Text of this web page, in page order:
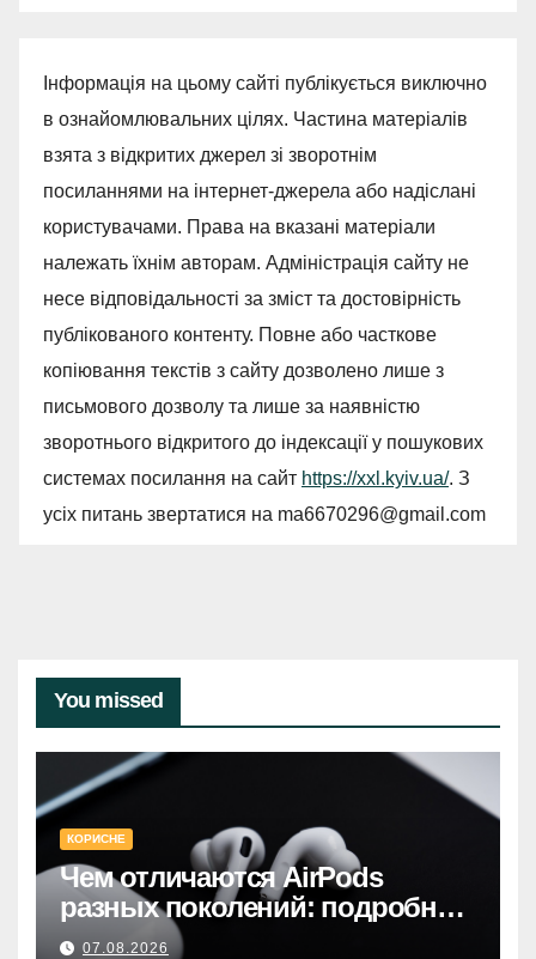
Інформація на цьому сайті публікується виключно
в ознайомлювальних цілях. Частина матеріалів
взята з відкритих джерел зі зворотнім
посиланнями на інтернет-джерела або надіслані
користувачами. Права на вказані матеріали
належать їхнім авторам. Адміністрація сайту не
несе відповідальності за зміст та достовірність
публікованого контенту. Повне або часткове
копіювання текстів з сайту дозволено лише з
письмового дозволу та лише за наявністю
зворотнього відкритого до індексації у пошукових
системах посилання на сайт https://xxl.kyiv.ua/. З
усіх питань звертатися на ma6670296@gmail.com
You missed
КОРИСНЕ
Чем отличаются AirPods
разных поколений: подробное
руководство по выбору
07.08.2026